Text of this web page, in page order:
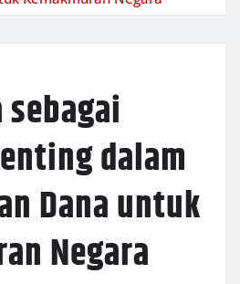
dalam
Dana untuk
Negara